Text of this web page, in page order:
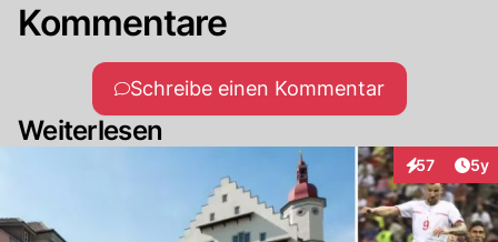
Kommentare
Schreibe einen Kommentar
Weiterlesen
57
Interaktionen
5y